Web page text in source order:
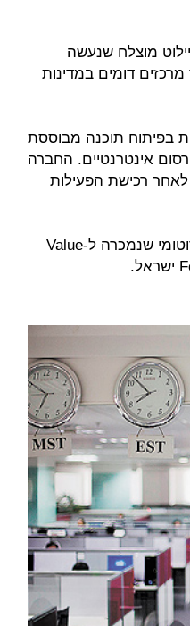
מוצלח שנעשה
דומים במדינות
בפיתוח תוכנה מבוססת
אינטרנטיים. החברה
רכישת הפעילות
אלגומייזר מנוהלת על ידי נועם בנד, לשעבר מנכ"ל חברת דוטומי שנמכרה ל-Value